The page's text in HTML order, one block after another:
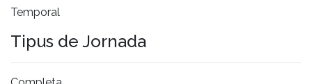
Temporal
Tipus de Jornada